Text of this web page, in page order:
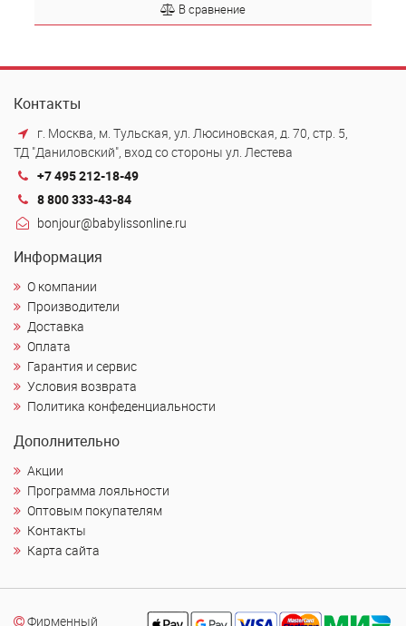
В сравнение
Контакты
г. Москва, м. Тульская, ул. Люсиновская, д. 70, стр. 5,
ТД "Даниловский", вход со стороны ул. Лестева
+7 495 212-18-49
8 800 333-43-84
bonjour@babylissonline.ru
Информация
О компании
Производители
Доставка
Оплата
Гарантия и сервис
Условия возврата
Политика конфеденциальности
Дополнительно
Акции
Программа лояльности
Оптовым покупателям
Контакты
Карта сайта
Фирменный